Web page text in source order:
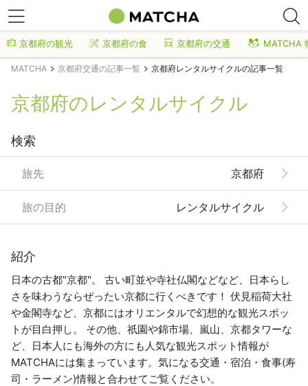
京都府の観光 京都府の食 京都府の交通 MATCHA
MATCHA 京都府交通の記事一覧 京都府レンタルサイクルの記事一覧
京都府のレンタルサイクル
検索
旅先 京都府
旅の目的 レンタルサイクル
紹介
日本の古都"京都"。 古い町並や寺社仏閣などなど、日本らし
さを味わうならぜったい京都に行くべきです！ 伏見稲荷大社
や金閣寺など、京都にはオリエンタルで幻想的な観光スポッ
トが目白押し。 その他、祇園や錦市場、嵐山、京都タワーな
ど、日本人にも海外の方にも人気な観光スポット情報が
MATCHAには集まっています。気になる交通・宿泊・食事(寿
司・ラーメン)情報と合わせてご覧ください。